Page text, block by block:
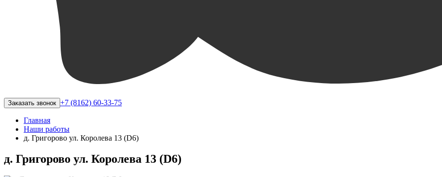
Заказать звонок +7 (8162) 60-33-75
Главная
Наши работы
д. Григорово ул. Королева 13 (D6)
д. Григорово ул. Королева 13 (D6)